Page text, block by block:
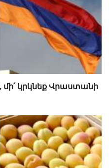
մի՛ կրկնեք Վրաստանի